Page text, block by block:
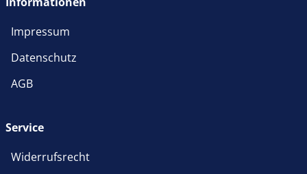
Impressum
Datenschutz
AGB
Service
Widerrufsrecht